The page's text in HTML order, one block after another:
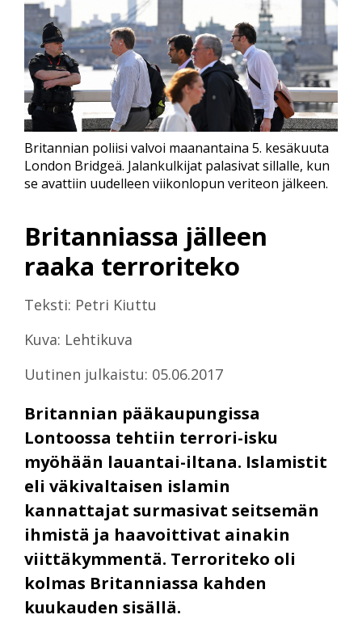
Britanniassa jälleen
raaka terroriteko
Teksti: Petri Kiuttu
Kuva: Lehtikuva
Uutinen julkaistu: 05.06.2017
Britannian pääkaupungissa
Lontoossa tehtiin terrori-isku
myöhään lauantai-iltana. Islamistit
eli väkivaltaisen islamin
kannattajat surmasivat seitsemän
ihmistä ja haavoittivat ainakin
viittäkymmentä. Terroriteko oli
kolmas Britanniassa kahden
kuukauden sisällä.
Britannian poliisi valvoi maanantaina 5. kesäkuuta
London Bridgeä. Jalankulkijat palasivat sillalle, kun
se avattiin uudelleen viikonlopun veriteon jälkeen.